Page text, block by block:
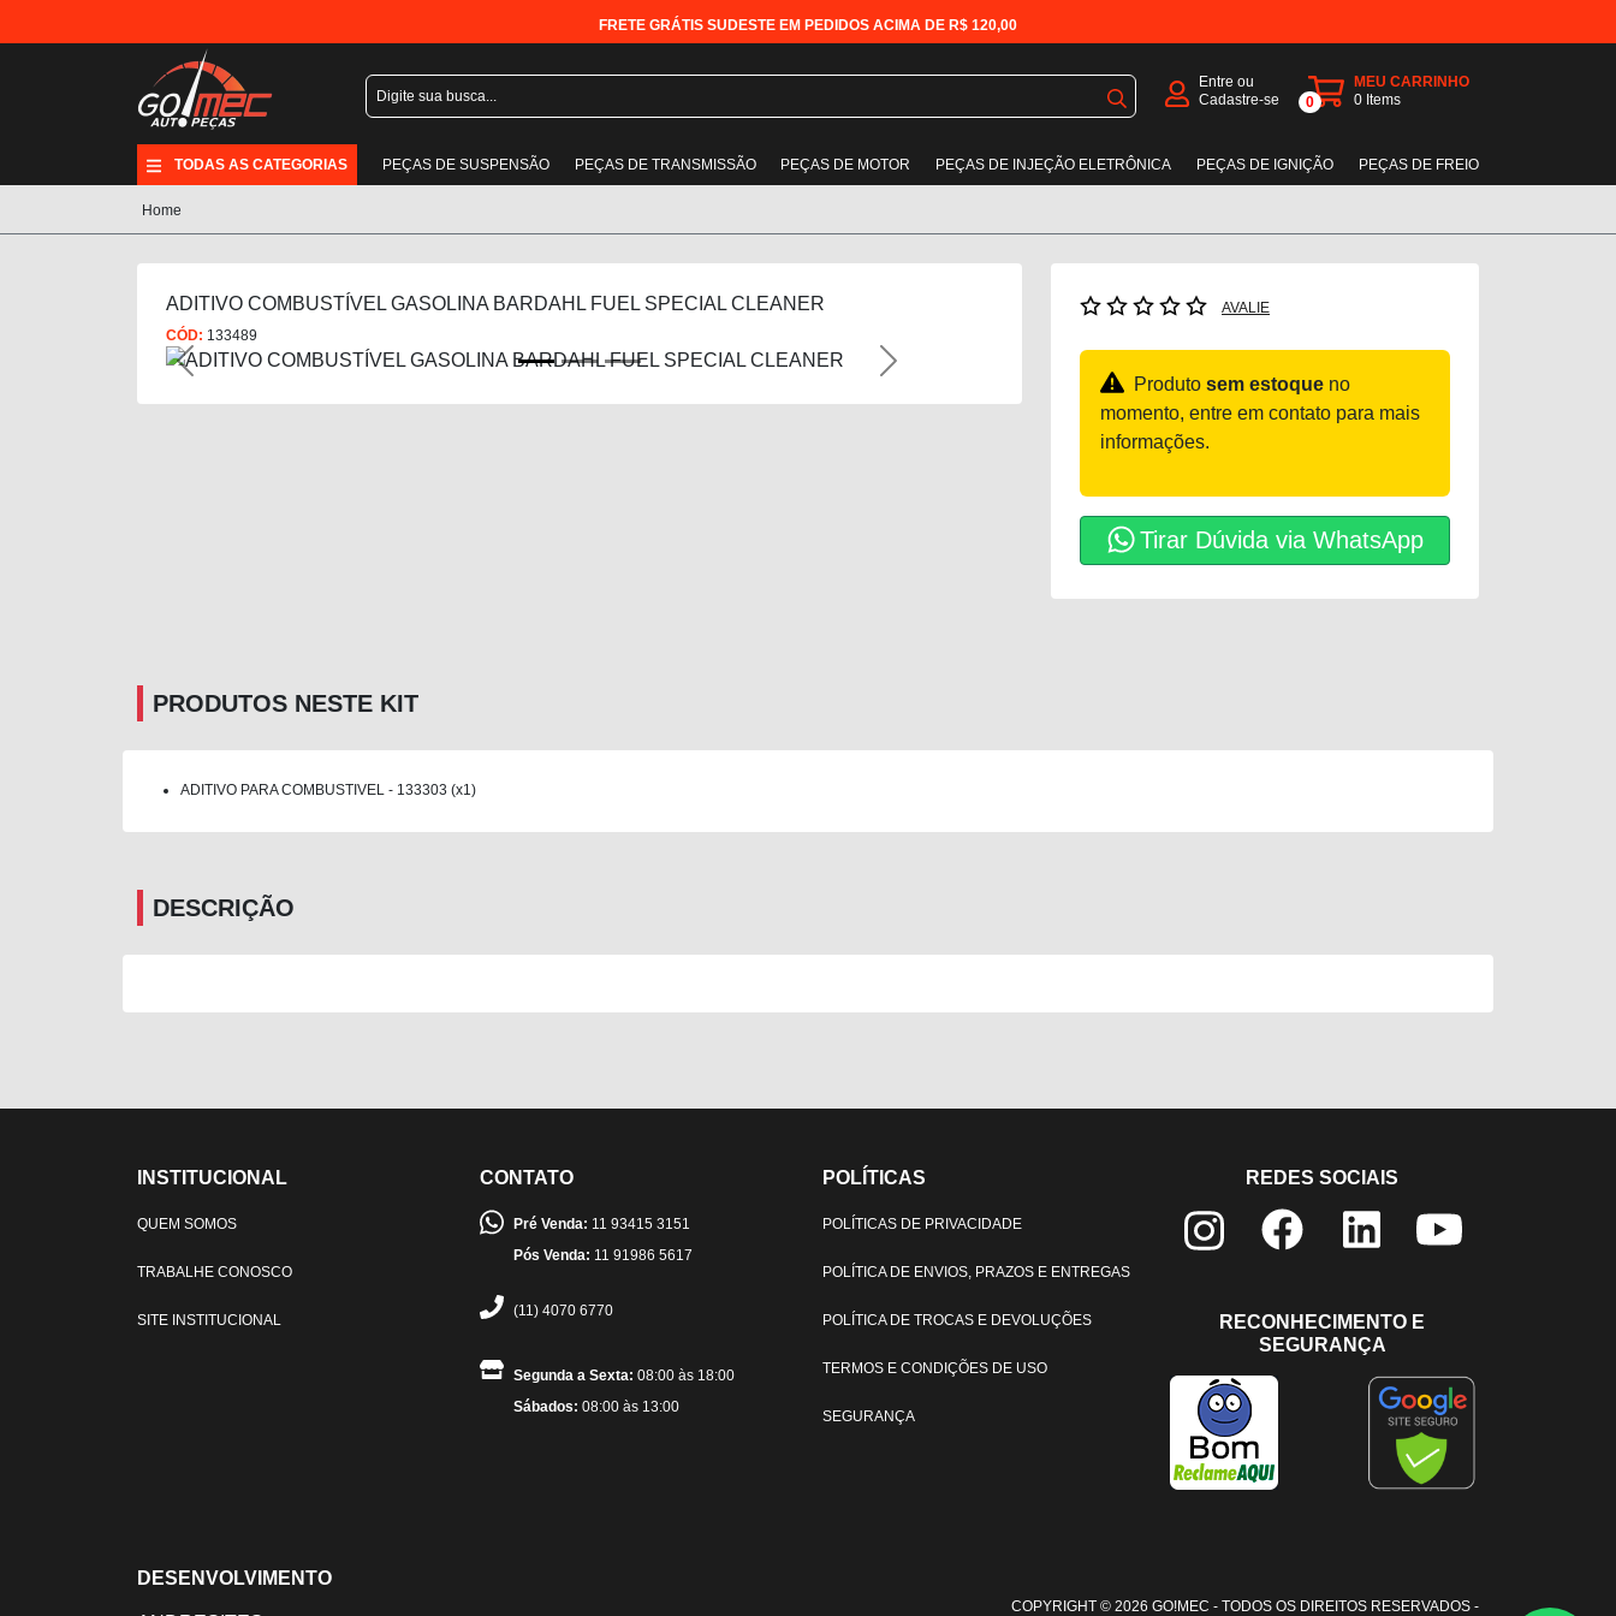
FRETE GRÁTIS SUDESTE EM PEDIDOS ACIMA DE R$ 120,00
Entre ou
Cadastre-se
0
MEU CARRINHO
0 Items
TODAS AS CATEGORIAS PEÇAS DE SUSPENSÃO PEÇAS DE TRANSMISSÃO PEÇAS DE MOTOR PEÇAS DE INJEÇÃO ELETRÔNICA PEÇAS DE IGNIÇÃO PEÇAS DE FREIO
Home
ADITIVO COMBUSTÍVEL GASOLINA BARDAHL FUEL SPECIAL CLEANER
CÓD: 133489
Previous Next
AVALIE
Produto sem estoque no
momento, entre em contato para mais
informações.
Tirar Dúvida via WhatsApp
PRODUTOS NESTE KIT
ADITIVO PARA COMBUSTIVEL - 133303 (x1)
DESCRIÇÃO
INSTITUCIONAL
QUEM SOMOS
TRABALHE CONOSCO
SITE INSTITUCIONAL
CONTATO
Pré Venda: 11 93415 3151
Pós Venda: 11 91986 5617
(11) 4070 6770
Segunda a Sexta: 08:00 às 18:00
Sábados: 08:00 às 13:00
POLÍTICAS
POLÍTICAS DE PRIVACIDADE
POLÍTICA DE ENVIOS, PRAZOS E ENTREGAS
POLÍTICA DE TROCAS E DEVOLUÇÕES
TERMOS E CONDIÇÕES DE USO
SEGURANÇA
REDES SOCIAIS
RECONHECIMENTO E
SEGURANÇA
DESENVOLVIMENTO
COPYRIGHT © 2026 GO!MEC - TODOS OS DIREITOS RESERVADOS -